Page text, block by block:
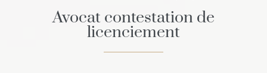
Avocat contestation de
licenciement